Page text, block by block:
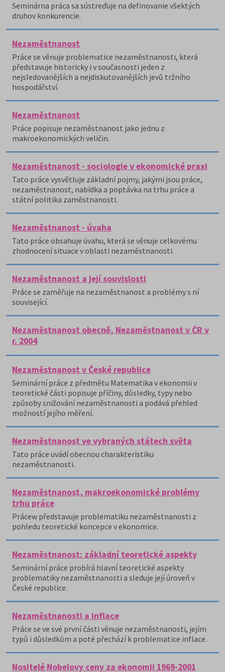
Seminárna práca sa sústreďuje na definovanie všektých
druhov konkurencie.
Nezaměstnanost
Práce se věnuje problematice nezaměstnanosti, která
představuje historicky i v současnosti jeden z
nejsledovanějších a nejdiskutovanějších jevů tržního
hospodářství.
Nezaměstnanost
Práce popisuje nezaměstnanost jako jednu z
makroekonomických veličin.
Nezaměstnanost - sociologie v ekonomické praxi
Tato práce vysvětluje základní pojmy, jakými jsou práce,
nezaměstnanost, nabídka a poptávka na trhu práce a
státní politika zaměstnanosti.
Nezaměstnanost - úvaha
Tato práce obsahuje úvahu, která se věnuje celkovému
zhodnocení situace v oblasti nezaměstnanosti.
Nezaměstnanost a její souvislosti
Práce se zaměřuje na nezaměstnanost a problémy s ní
související.
Nezaměstnanost obecně, Nezaměstnanost v ČR v
r. 2004
Nezaměstnanost v České republice
Seminární práce z předmětu Matematika v ekonomii v
teoretické části popisuje příčiny, důsledky, typy nebo
způsoby snižování nezaměstnanosti a podává přehled
možností jejího měření.
Nezaměstnanost ve vybraných státech světa
Tato práce uvádí obecnou charakteristiku
nezaměstnanosti.
Nezaměstnanost, makroekonomické problémy
trhu práce
Prácew představuje problematiku nezaměstnanosti z
pohledu teoretické koncepce v ekonomice.
Nezaměstnanost: základní teoretické aspekty
Seminární práce probírá hlavní teoretické aspekty
problematiky nezaměstnanosti a sleduje její úroveň v
České republice.
Nezaměstnanosti a inflace
Práce se ve své první části věnuje nezaměstnanosti, jejím
typů i důsledkům a poté přechází k problematice inflace.
Nositelé Nobelovy ceny za ekonomii 1969-2001